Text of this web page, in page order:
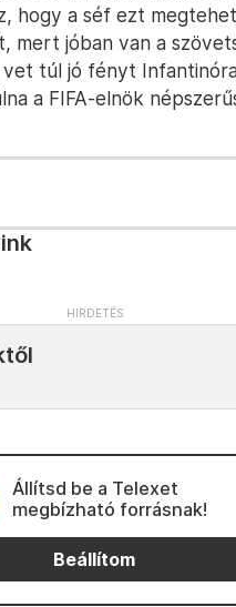
hogy a séf ezt
mert jóban van a
túl jó fényt
a FIFA-elnök
Állítsd be a Telexet
megbízható forrásnak!
Beállítom